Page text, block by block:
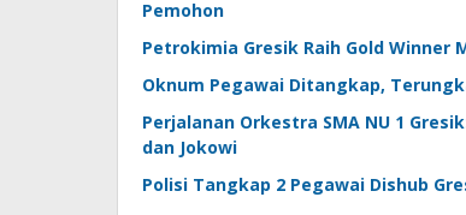
Pemohon
Petrokimia Gresik Raih Gold Winner
Oknum Pegawai Ditangkap,
Perjalanan Orkestra SMA NU 1
dan Jokowi
Polisi Tangkap 2 Pegawai Dishub